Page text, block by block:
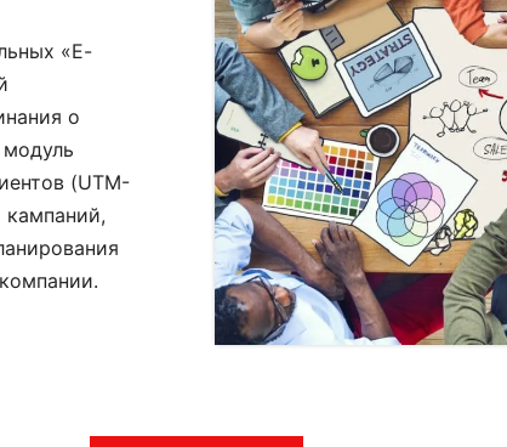
«E-
о
(UTM-
кампаний,